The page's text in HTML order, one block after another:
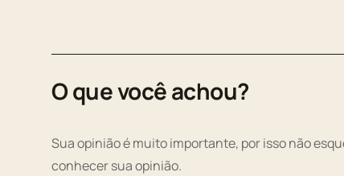
O que você achou?
Sua opinião é muito importante, por isso não
conhecer sua opinião.